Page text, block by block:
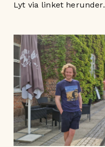
Lyt via linket herunder.